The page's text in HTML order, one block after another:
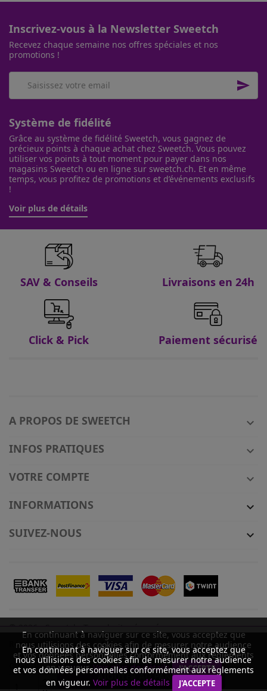
Résistance
Quantité
AJOUTER AU PANIER
En continuant à naviguer sur ce site, vous acceptez que
nous utilisions des cookies afin de mesurer notre audience
et vos données personnelles conformément aux règlements
en vigueur. Voir plus de détails J'ACCEPTE
Inscrivez-vous à la Newsletter Sweetch
Recevez chaque semaine nos offres spéciales et nos
promotions !

Système de fidélité
Grâce au système de fidélité Sweetch, vous gagnez de
précieux points à chaque achat chez Sweetch. Vous pouvez
utiliser vos points à tout moment pour payer dans nos
magasins Sweetch ou en ligne sur sweetch.ch. Et en même
temps, vous profitez de promotions et d’événements exclusifs
!
Voir plus de détails
SAV & Conseils Livraisons en 24h
Click & Pick Paiement sécurisé
A PROPOS DE SWEETCH

INFOS PRATIQUES

VOTRE COMPTE

INFORMATIONS

SUIVEZ-NOUS

En continuant à naviguer sur ce site, vous acceptez que
nous utilisions des cookies afin de mesurer notre audience
et vos données personnelles conformément aux règlements
en vigueur. Voir plus de détails J'ACCEPTE
© 2026 - Sweetch. Tous droits réservés.